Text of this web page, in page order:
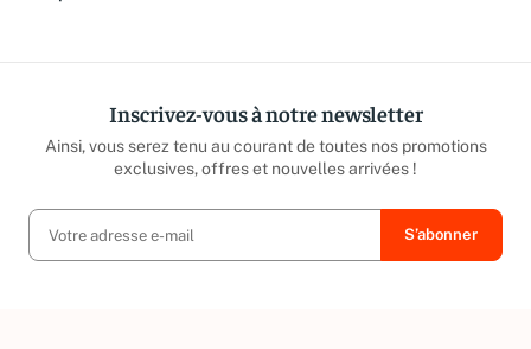
Inscrivez-vous à notre newsletter
Ainsi, vous serez tenu au courant de toutes nos promotions
exclusives, offres et nouvelles arrivées !